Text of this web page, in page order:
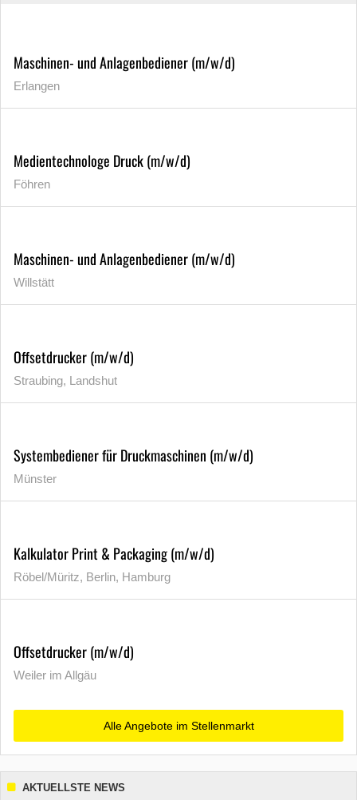
Maschinen- und Anlagenbediener (m/w/d)
Erlangen
Medientechnologe Druck (m/w/d)
Föhren
Maschinen- und Anlagenbediener (m/w/d)
Willstätt
Offsetdrucker (m/w/d)
Straubing, Landshut
Systembediener für Druckmaschinen (m/w/d)
Münster
Kalkulator Print & Packaging (m/w/d)
Röbel/Müritz, Berlin, Hamburg
Offsetdrucker (m/w/d)
Weiler im Allgäu
Alle Angebote im Stellenmarkt
AKTUELLSTE NEWS